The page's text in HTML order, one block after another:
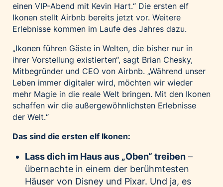
Palfinger AG
Polestar
Starbucks
Superbrands Austria
Tante Fanny
Vollpension
win2day
Wolt
Kontakt
einen VIP-Abend mit Kevin Hart.“ Die ersten elf
Ikonen stellt Airbnb bereits jetzt vor. Weitere
Erlebnisse kommen im Laufe des Jahres dazu.
„Ikonen führen Gäste in Welten, die bisher nur in
ihrer Vorstellung existierten“, sagt Brian Chesky,
Mitbegründer und CEO von Airbnb. „Während unser
Leben immer digitaler wird, möchten wir wieder
mehr Magie in die reale Welt bringen. Mit den Ikonen
schaffen wir die außergewöhnlichsten Erlebnisse
der Welt.“
Das sind die ersten elf Ikonen:
Lass dich im Haus aus „Oben“ treiben –
übernachte in einem der berühmtesten
Häuser von Disney und Pixar. Und ja, es